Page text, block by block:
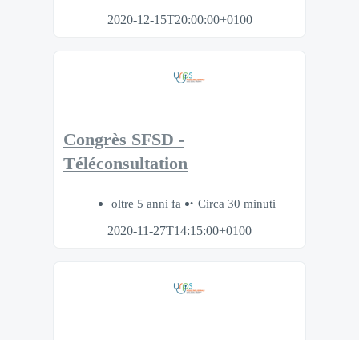
2020-12-15T20:00:00+0100
Congrès SFSD -
Téléconsultation
oltre 5 anni fa
Circa 30 minuti
2020-11-27T14:15:00+0100